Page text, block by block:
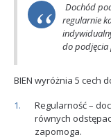
Dochód
regularnie
do podjęcia
BIEN wyróżnia 5 cech
Regularność –
równych
zapomoga.